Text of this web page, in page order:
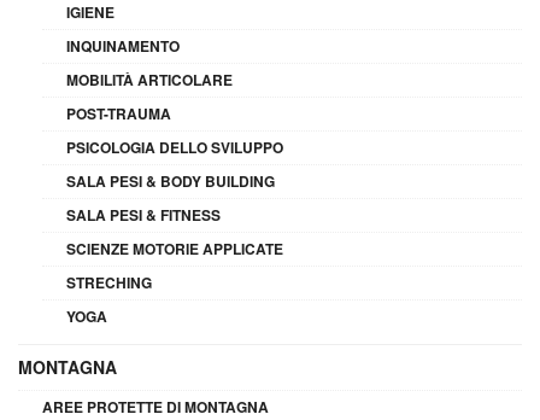
IGIENE
INQUINAMENTO
MOBILITÀ ARTICOLARE
POST-TRAUMA
PSICOLOGIA DELLO SVILUPPO
SALA PESI & BODY BUILDING
SALA PESI & FITNESS
SCIENZE MOTORIE APPLICATE
STRECHING
YOGA
MONTAGNA
AREE PROTETTE DI MONTAGNA